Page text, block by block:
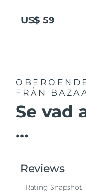
US$ 59
FRÅN
Se vad
...